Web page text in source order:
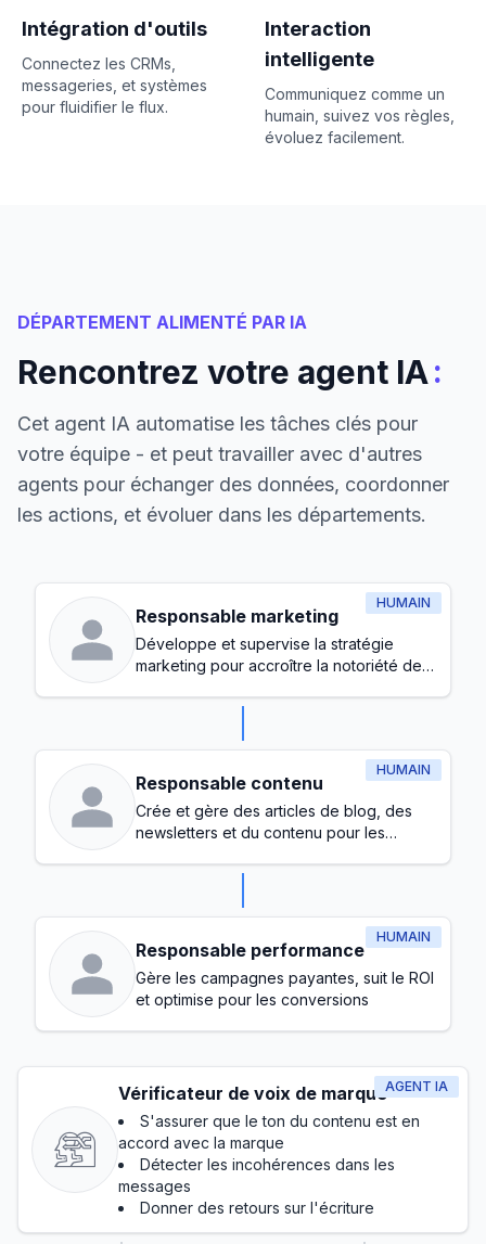
Intégration d'outils
Connectez les CRMs,
messageries, et systèmes
pour fluidifier le flux.
Interaction
intelligente
Communiquez comme un
humain, suivez vos règles,
évoluez facilement.
DÉPARTEMENT ALIMENTÉ PAR IA
Rencontrez votre agent IA:
Cet agent IA automatise les tâches clés pour
votre équipe - et peut travailler avec d'autres
agents pour échanger des données, coordonner
les actions, et évoluer dans les départements.
HUMAIN
Responsable marketing
Développe et supervise la stratégie
marketing pour accroître la notoriété de
HUMAIN
Responsable contenu
Crée et gère des articles de blog, des
newsletters et du contenu pour les
HUMAIN
Responsable performance
Gère les campagnes payantes, suit le ROI
et optimise pour les conversions
AGENT IA
Vérificateur de voix de marque
S'assurer que le ton du contenu est en
accord avec la marque
Détecter les incohérences dans les
messages
Donner des retours sur l'écriture